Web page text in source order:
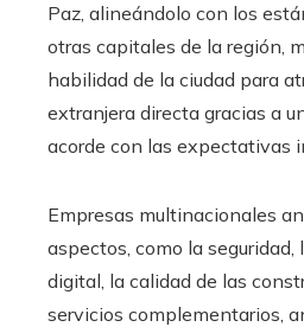
Paz, alineándolo con los
otras capitales de la región,
habilidad de la ciudad para
extranjera directa gracias a
acorde con las expectativas
Empresas multinacionales
aspectos, como la
digital, la calidad de las
servicios complementarios,